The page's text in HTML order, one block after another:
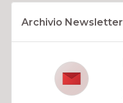
Archivio Newsletter